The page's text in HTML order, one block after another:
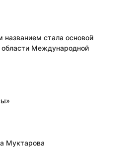
названием стала основой
области Международной
Муктарова